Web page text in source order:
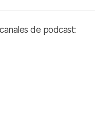
de podcast: